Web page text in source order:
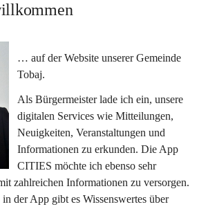
… auf der Website unserer Gemeinde
Tobaj.
Als Bürgermeister lade ich ein, unsere
digitalen Services wie Mitteilungen,
Neuigkeiten, Veranstaltungen und
Informationen zu erkunden. Die App
CITIES möchte ich ebenso sehr
zahlreichen Informationen zu versorgen.
der App gibt es Wissenswertes über